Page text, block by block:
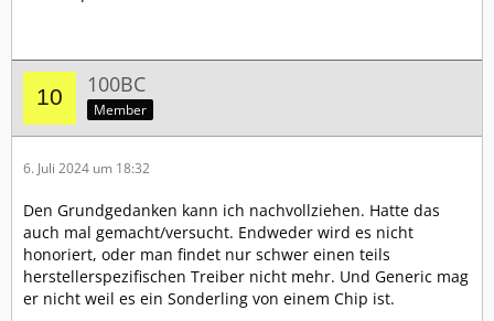
100BC
Member
6. Juli 2024 um 18:32
Den Grundgedanken kann ich nachvollziehen. Hatte das
auch mal gemacht/versucht. Endweder wird es nicht
honoriert, oder man findet nur schwer einen teils
herstellerspezifischen Treiber nicht mehr. Und Generic mag
er nicht weil es ein Sonderling von einem Chip ist.